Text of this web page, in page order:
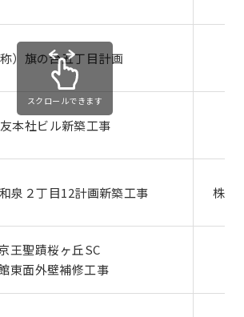
称）旗の台五丁目計画
本社ビル新築工事
和泉２丁目12計画新築工事 株式
王聖蹟桜ヶ丘SC
東面外壁補修工事
スクロールできます